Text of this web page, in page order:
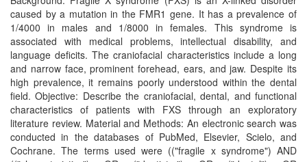
caused by a mutation in the FMR1 gene. It has a prevalence of
1/4000 in males and 1/8000 in females. This syndrome is
associated with medical problems, intellectual disability, and
language deficits. The craniofacial characteristics include a long
and narrow face, prominent forehead, ears, and jaw. Despite its
high prevalence, it remains poorly understood within the dental
field. Objective: Describe the craniofacial, dental, and functional
characteristics of patients with FXS through an exploratory
literature review. Material and Methods: An electronic search was
conducted in the databases of PubMed, Elsevier, Scielo, and
Cochrane. The terms used were (("fragile x syndrome") AND